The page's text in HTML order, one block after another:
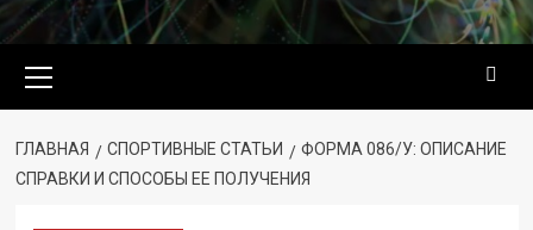
меню
ГЛАВНАЯ СПОРТИВНЫЕ СТАТЬИ
ФОРМА 086/У: ОПИСАНИЕ
СПРАВКИ И СПОСОБЫ ЕЕ ПОЛУЧЕНИЯ